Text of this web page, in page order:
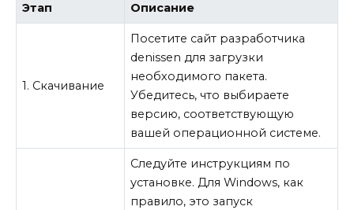
Этап Описание
1. Скачивание
Посетите сайт разработчика
denissen для загрузки
необходимого пакета.
Убедитесь, что выбираете
версию, соответствующую
вашей операционной системе.
Следуйте инструкциям по
установке. Для Windows, как
правило, это запуск